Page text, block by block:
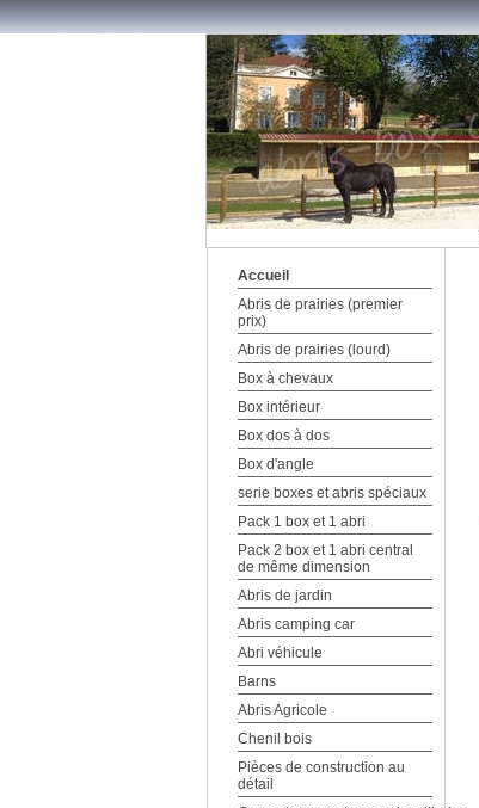
Accueil
Abris de prairies (premier
prix)
Abris de prairies (lourd)
Box à chevaux
Box intérieur
Box dos à dos
Box d'angle
serie boxes et abris spéciaux
Pack 1 box et 1 abri
Pack 2 box et 1 abri central
de même dimension
Abris de jardin
Abris camping car
Abri véhicule
Barns
Abris Agricole
Chenil bois
Pièces de construction au
détail